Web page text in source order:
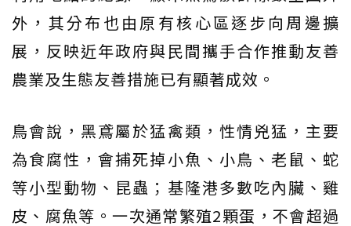
外，其分布也由原有核心區逐步向周邊擴
展，反映近年政府與民間攜手合作推動友善
農業及生態友善措施已有顯著成效。
鳥會說，黑鳶屬於猛禽類，性情兇猛，主要
為食腐性，會捕死掉小魚、小鳥、老鼠、蛇
等小型動物、昆蟲；基隆港多數吃內臟、雞
皮、腐魚等。一次通常繁殖2顆蛋，不會超過